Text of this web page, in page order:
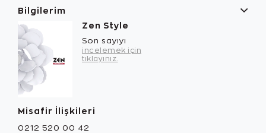
Bilgilerim
Zen Style
Son sayıyı
incelemek için
tıklayınız.
Misafir İlişkileri
0212 520 00 42